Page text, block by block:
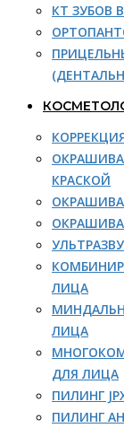
КТ ЗУБОВ
КРАСКОЙ
ЛИЦА
ЛИЦА
ДЛЯ ЛИЦА
ПИЛИНГ
ПИЛИНГ